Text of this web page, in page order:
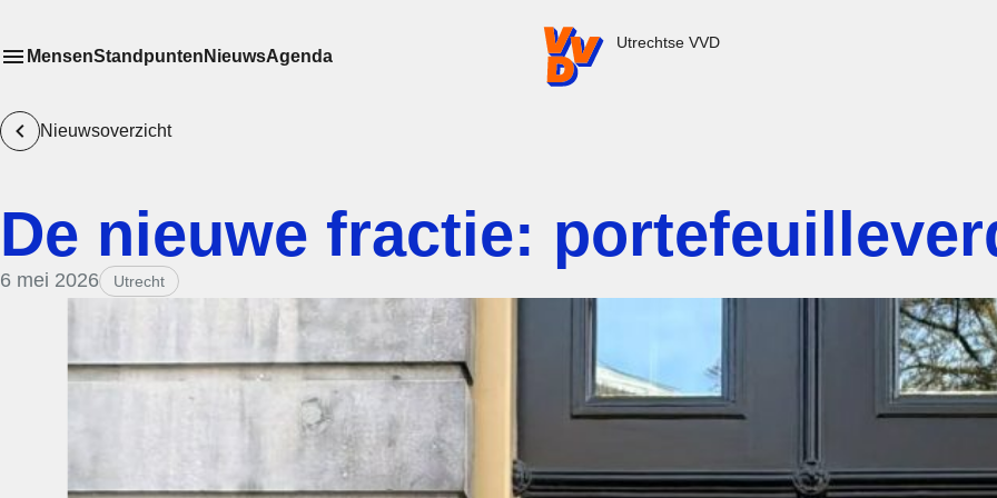
VVD.nl - Ga naar de homepage
Utrechtse VVD
Toon het submenu van
Meer menu items
MensenStandpunten NieuwsAgenda
Nieuwsoverzicht
De nieuwe fractie:
6 mei 2026 Utrecht